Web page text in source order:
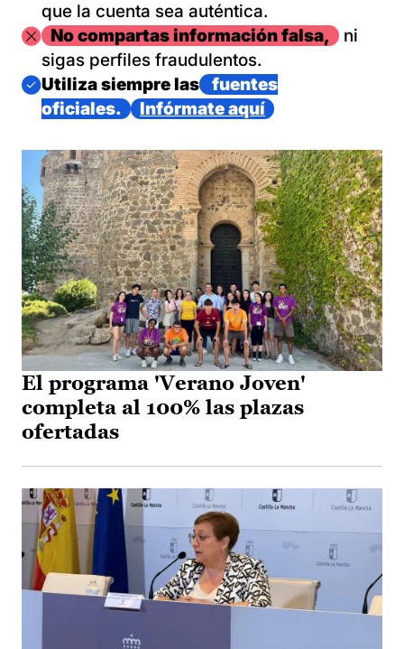
que la cuenta sea auténtica.
ImagenNo compartas información falsa,
ni
sigas perfiles fraudulentos.
Imagen
Utiliza siempre las
fuentes
oficiales.
Infórmate aquí
El programa 'Verano Joven'
completa al 100% las plazas
ofertadas